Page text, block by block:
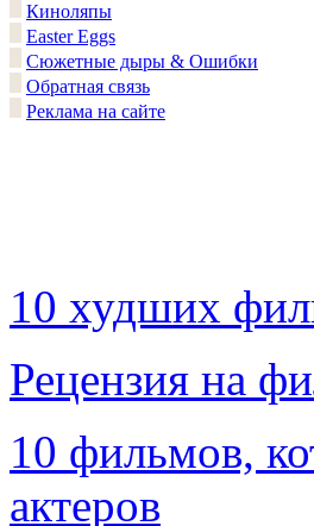
Киноляпы
Easter Eggs
Сюжетные дыры & Ошибки
Обратная связь
Реклама на сайте
10 худших
Рецензия на
10 фильмов,
актеров